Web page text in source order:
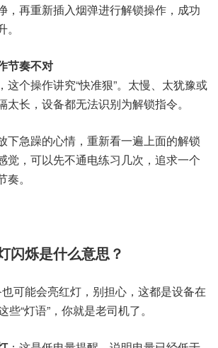
，再重新插入烟弹进行解锁操作，成功
节奏不对
这个操作讲究“快准狠”。太慢、太犹豫或
太长，设备都无法识别为解锁指令。
下急躁的心情，重新看一遍上面的解锁
觉，可以先不通电练习几次，追求一个
。
闪烁是什么意思？
可能会亮红灯，别担心，这都是设备在
些“灯语”，你就是老司机了。